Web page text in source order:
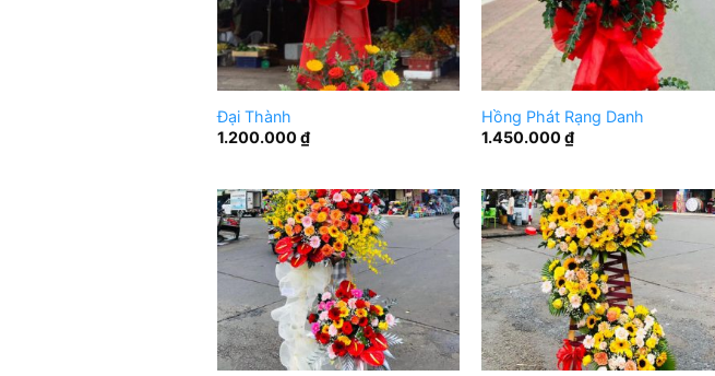
Đại Thành
1.200.000₫
Hồng Phát Rạng Danh
1.450.000₫